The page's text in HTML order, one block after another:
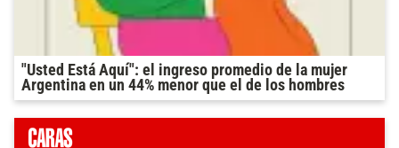
"Usted Está Aquí": el ingreso promedio de la mujer
Argentina en un 44% menor que el de los hombres